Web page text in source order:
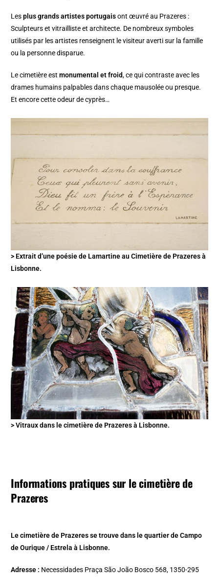
Lesplus grands artistes portugaisont œuvré au Prazeres :
Sculpteurs et vitrailliste et architecte. De nombreux symboles
utilisés par les artistes renseignent le visiteur averti sur la famille
ou la personne disparue.
Le cimetière estmonumental et froid, ce qui contraste avec les
drames humains palpables dans chaque mausolée ou presque.
Et encore cette odeur de cyprès…
> Extrait d’une poésie de Lamartine au Cimetière de Prazeres à
Lisbonne.
> Vitraux dans le cimetière de Prazeres à Lisbonne.
Informations pratiques sur le cimetière de
Prazeres
Le cimetière de Prazeres se trouve dans le quartier de Campo
de Ourique / Estrela à Lisbonne.
Adresse : Necessidades Praça São João Bosco 568, 1350-295